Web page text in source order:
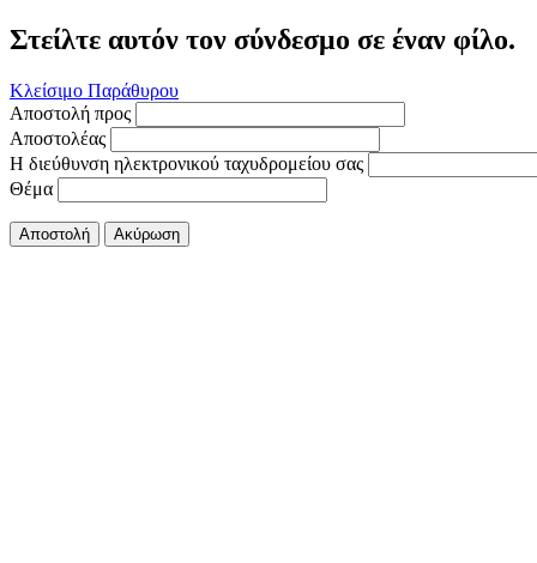
Στείλτε αυτόν τον σύνδεσμο σε έναν φίλο.
Κλείσιμο Παράθυρου
Αποστολή προς
Αποστολέας
Η διεύθυνση ηλεκτρονικού ταχυδρομείου σας
Θέμα
Αποστολή Ακύρωση